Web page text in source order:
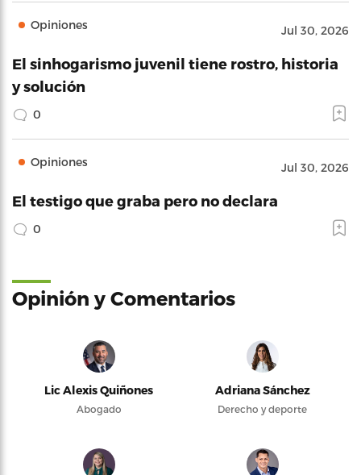
Opiniones Jul 30, 2026
El sinhogarismo juvenil tiene rostro, historia
y solución
0
Opiniones Jul 30, 2026
El testigo que graba pero no declara
0
Opinión y Comentarios
Lic Alexis Quiñones
Abogado
Adriana Sánchez
Derecho y deporte